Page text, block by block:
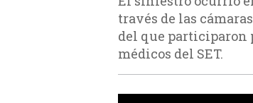
través de las
del que participaron
médicos del SET.